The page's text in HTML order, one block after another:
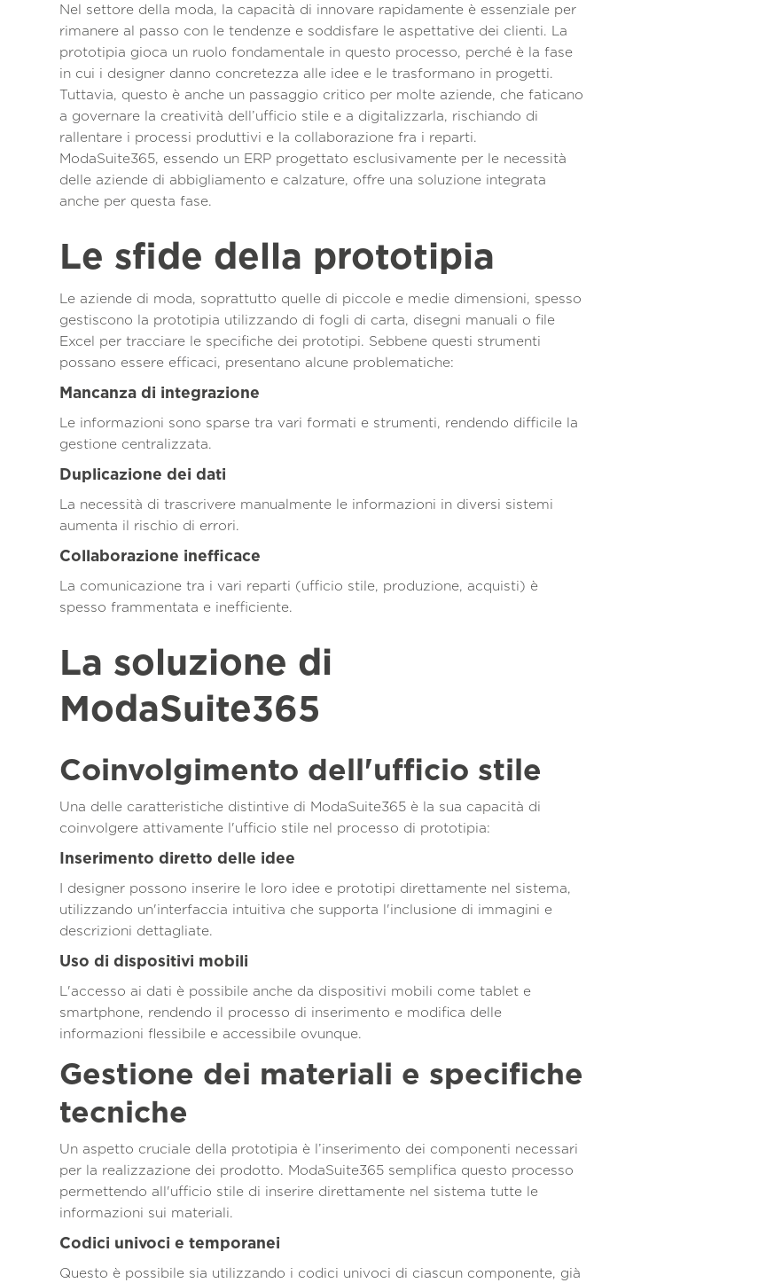
Nel settore della moda, la capacità di innovare rapidamente è essenziale per
rimanere al passo con le tendenze e soddisfare le aspettative dei clienti. La
prototipia gioca un ruolo fondamentale in questo processo, perché è la fase
in cui i designer danno concretezza alle idee e le trasformano in progetti.
Tuttavia, questo è anche un passaggio critico per molte aziende, che faticano
a governare la creatività dell’ufficio stile e a digitalizzarla, rischiando di
rallentare i processi produttivi e la collaborazione fra i reparti.
ModaSuite365, essendo un ERP progettato esclusivamente per le necessità
delle aziende di abbigliamento e calzature, offre una soluzione integrata
anche per questa fase.
Le sfide della prototipia
Le aziende di moda, soprattutto quelle di piccole e medie dimensioni, spesso
gestiscono la prototipia utilizzando di fogli di carta, disegni manuali o file
Excel per tracciare le specifiche dei prototipi. Sebbene questi strumenti
possano essere efficaci, presentano alcune problematiche:
Mancanza di integrazione
Le informazioni sono sparse tra vari formati e strumenti, rendendo difficile la
gestione centralizzata.
Duplicazione dei dati
La necessità di trascrivere manualmente le informazioni in diversi sistemi
aumenta il rischio di errori.
Collaborazione inefficace
La comunicazione tra i vari reparti (ufficio stile, produzione, acquisti) è
spesso frammentata e inefficiente.
La soluzione di
ModaSuite365
Coinvolgimento dell'ufficio stile
Una delle caratteristiche distintive di ModaSuite365 è la sua capacità di
coinvolgere attivamente l'ufficio stile nel processo di prototipia:
Inserimento diretto delle idee
I designer possono inserire le loro idee e prototipi direttamente nel sistema,
utilizzando un'interfaccia intuitiva che supporta l'inclusione di immagini e
descrizioni dettagliate.
Uso di dispositivi mobili
L'accesso ai dati è possibile anche da dispositivi mobili come tablet e
smartphone, rendendo il processo di inserimento e modifica delle
informazioni flessibile e accessibile ovunque.
Gestione dei materiali e specifiche
tecniche
Un aspetto cruciale della prototipia è l’inserimento dei componenti necessari
per la realizzazione dei prodotto. ModaSuite365 semplifica questo processo
permettendo all'ufficio stile di inserire direttamente nel sistema tutte le
informazioni sui materiali.
Codici univoci e temporanei
Questo è possibile sia utilizzando i codici univoci di ciascun componente, già